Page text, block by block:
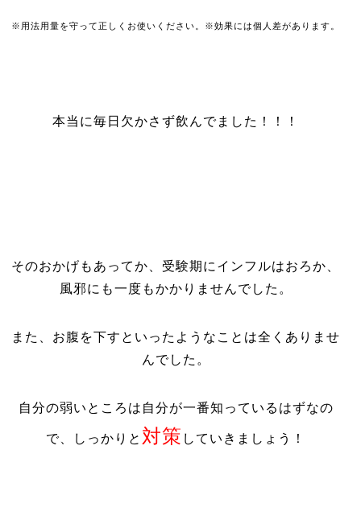
※用法用量を守って正しくお使いください。※効果には個人差があります。
本当に毎日欠かさず飲んでました！！！
そのおかげもあってか、受験期にインフルはおろか、
風邪にも一度もかかりませんでした。
また、お腹を下すといったようなことは全くありませ
んでした。
自分の弱いところは自分が一番知っているはずなの
で、しっかりと 対策 していきましょう！